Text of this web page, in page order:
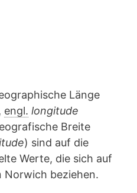
Länge
engl. longitude
Breite
) sind auf die
Werte, die sich auf
Norwich beziehen.